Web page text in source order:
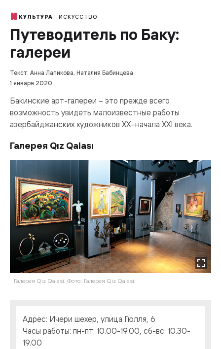
КУЛЬТУРА ИСКУССТВО
Путеводитель по Баку:
галереи
Текст: Анна Лапикова, Наталия Бабинцева
1 января 2020
Бакинские арт-галереи – это прежде всего
возможность увидеть малоизвестные работы
азербайджанских художников ХХ–начала XXI века.
Галерея Qız Qalası
Галерея Qiz Qalasi. Фото: Галерея Qiz Qalasi.
Адрес: Ичери шехер, улица Гюлля, 6
Часы работы: пн-пт: 10.00-19.00, сб-вс: 10.30-
19.00